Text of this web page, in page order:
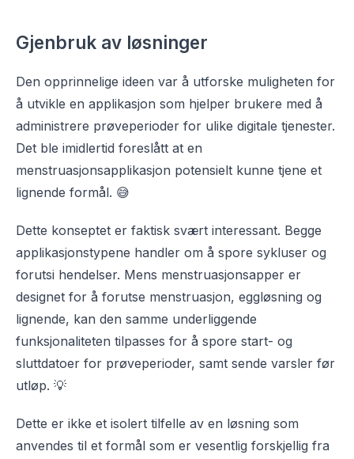
Gjenbruk av løsninger
Den opprinnelige ideen var å utforske muligheten for
å utvikle en applikasjon som hjelper brukere med å
administrere prøveperioder for ulike digitale tjenester.
Det ble imidlertid foreslått at en
menstruasjonsapplikasjon potensielt kunne tjene et
lignende formål. 😅
Dette konseptet er faktisk svært interessant. Begge
applikasjonstypene handler om å spore sykluser og
forutsi hendelser. Mens menstruasjonsapper er
designet for å forutse menstruasjon, eggløsning og
lignende, kan den samme underliggende
funksjonaliteten tilpasses for å spore start- og
sluttdatoer for prøveperioder, samt sende varsler før
utløp. 💡
Dette er ikke et isolert tilfelle av en løsning som
anvendes til et formål som er vesentlig forskjellig fra